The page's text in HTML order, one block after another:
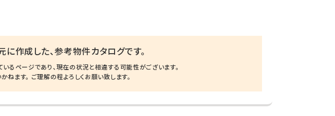
作成した、参考物件カタログです。
るページであり、現在の状況と相違する可能性がございます。
ます。 ご理解の程よろしくお願い致します。